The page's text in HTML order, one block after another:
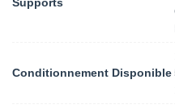
Supports
Conditionnement Disponible